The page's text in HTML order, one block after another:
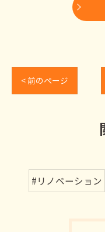
< 前のページ
#リノベーション